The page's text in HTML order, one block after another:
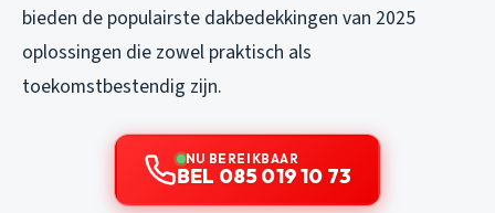
bieden de populairste dakbedekkingen van 2025
oplossingen die zowel praktisch als
toekomstbestendig zijn.
NU BEREIKBAAR
BEL 085 019 10 73